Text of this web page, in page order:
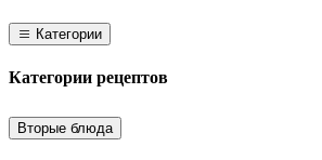
Категории
Категории рецептов
Вторые блюда